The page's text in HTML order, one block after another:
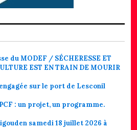
du MODEF / SÉCHERESSE ET
EST EN TRAIN DE MOURIR
sur le port de Lesconil
: un projet, un programme.
samedi 18 juillet 2026 à